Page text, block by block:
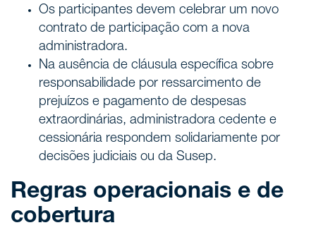
Os participantes devem celebrar um novo
contrato de participação com a nova
administradora.
Na ausência de cláusula específica sobre
responsabilidade por ressarcimento de
prejuízos e pagamento de despesas
extraordinárias, administradora cedente e
cessionária respondem solidariamente por
decisões judiciais ou da Susep.
Regras operacionais e de
cobertura